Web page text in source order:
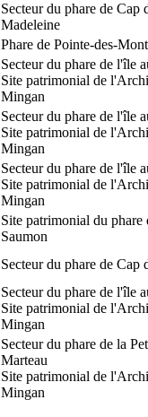
Secteur du phare de Cap
Madeleine
Phare de Pointe-des-
Secteur du phare de l'île
Site patrimonial de
Mingan
Secteur du phare de l'île
Site patrimonial de
Mingan
Secteur du phare de l'île
Site patrimonial de
Mingan
Site patrimonial du phare
Saumon
Secteur du phare de Cap
Secteur du phare de l'île
Site patrimonial de
Mingan
Secteur du phare de la
Marteau
Site patrimonial de
Mingan